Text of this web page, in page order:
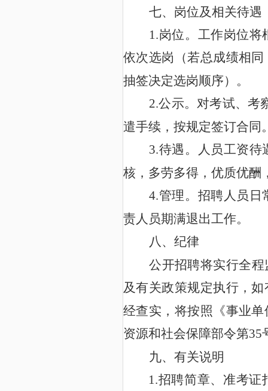
七、 岗位及相关待遇
1.岗位 。 工作岗位将
依次选岗（若总成绩相
抽签决定选岗顺序）。
2.公示。对考试、考
遣手续，按规定签订合同
3.待遇。 人员工资待
核，多劳多得，优质优酬
4.管理。招聘人员日
责人员期满退出工作。
八、纪律
公开招聘将实行全
及有关政策规定执行，
经查实，将按照《事业
资源和社会保障部令第35
九、有关说明
1.招聘简章、准考证